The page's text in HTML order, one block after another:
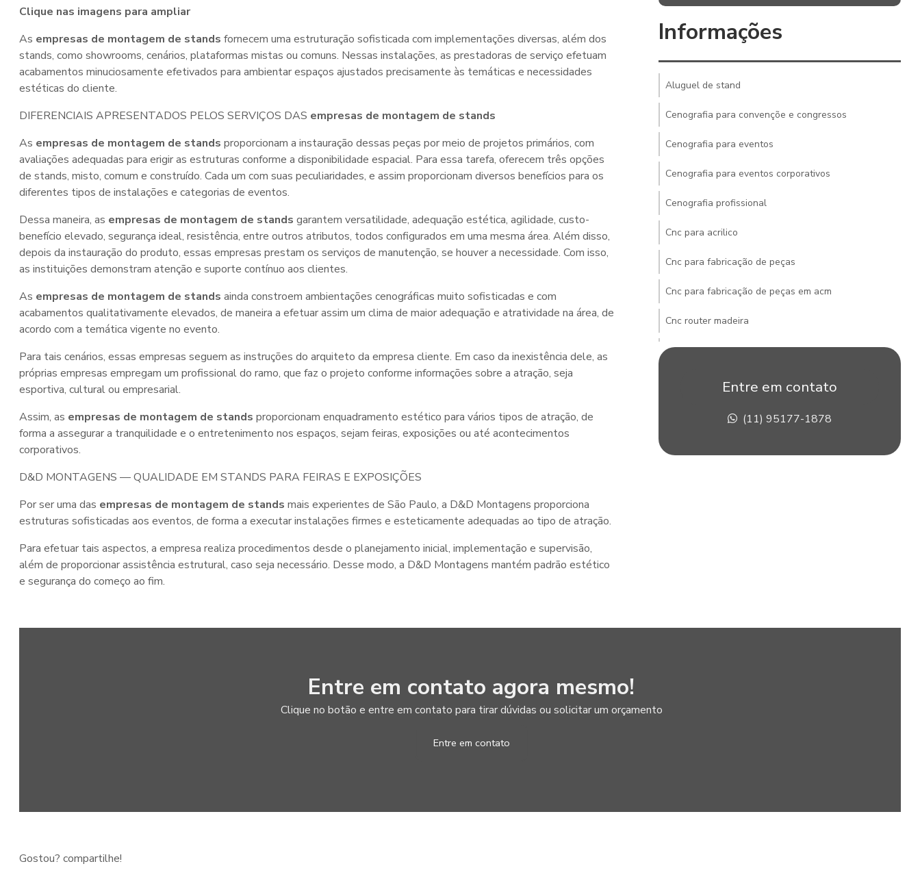
Clique nas imagens para ampliar
As empresas de montagem de stands fornecem uma estruturação sofisticada com implementações diversas, além dos
stands, como showrooms, cenários, plataformas mistas ou comuns. Nessas instalações, as prestadoras de serviço efetuam
acabamentos minuciosamente efetivados para ambientar espaços ajustados precisamente às temáticas e necessidades
estéticas do cliente.
DIFERENCIAIS APRESENTADOS PELOS SERVIÇOS DAS empresas de montagem de stands
As empresas de montagem de stands proporcionam a instauração dessas peças por meio de projetos primários, com
avaliações adequadas para erigir as estruturas conforme a disponibilidade espacial. Para essa tarefa, oferecem três opções
de stands, misto, comum e construído. Cada um com suas peculiaridades, e assim proporcionam diversos benefícios para os
diferentes tipos de instalações e categorias de eventos.
Dessa maneira, as empresas de montagem de stands garantem versatilidade, adequação estética, agilidade, custo-
benefício elevado, segurança ideal, resistência, entre outros atributos, todos configurados em uma mesma área. Além disso,
depois da instauração do produto, essas empresas prestam os serviços de manutenção, se houver a necessidade. Com isso,
as instituições demonstram atenção e suporte contínuo aos clientes.
As empresas de montagem de stands ainda constroem ambientações cenográficas muito sofisticadas e com
acabamentos qualitativamente elevados, de maneira a efetuar assim um clima de maior adequação e atratividade na área, de
acordo com a temática vigente no evento.
Para tais cenários, essas empresas seguem as instruções do arquiteto da empresa cliente. Em caso da inexistência dele, as
próprias empresas empregam um profissional do ramo, que faz o projeto conforme informações sobre a atração, seja
esportiva, cultural ou empresarial.
Assim, as empresas de montagem de stands proporcionam enquadramento estético para vários tipos de atração, de
forma a assegurar a tranquilidade e o entretenimento nos espaços, sejam feiras, exposições ou até acontecimentos
corporativos.
D&D MONTAGENS — QUALIDADE EM STANDS PARA FEIRAS E EXPOSIÇÕES
Por ser uma das empresas de montagem de stands mais experientes de São Paulo, a D&D Montagens proporciona
estruturas sofisticadas aos eventos, de forma a executar instalações firmes e esteticamente adequadas ao tipo de atração.
Para efetuar tais aspectos, a empresa realiza procedimentos desde o planejamento inicial, implementação e supervisão,
além de proporcionar assistência estrutural, caso seja necessário. Desse modo, a D&D Montagens mantém padrão estético
e segurança do começo ao fim.
Entre em contato agora mesmo!
Clique no botão e entre em contato para tirar dúvidas ou solicitar um orçamento
Entre em contato
Gostou? compartilhe!
Informações
Aluguel de stand
Cenografia para convençõe e congressos
Cenografia para eventos
Cenografia para eventos corporativos
Cenografia profissional
Cnc para acrilico
Cnc para fabricação de peças
Cnc para fabricação de peças em acm
Cnc router madeira
Cnc router pvc
Construção de stands para eventos
Entre em contato
(11) 95177-1878